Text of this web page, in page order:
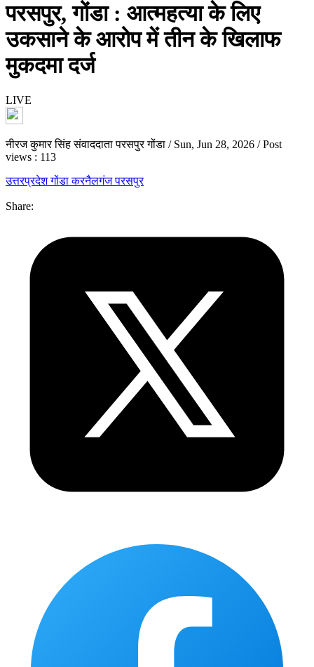
परसपुर, गोंडा : आत्महत्या के लिए
उकसाने के आरोप में तीन के खिलाफ
मुकदमा दर्ज
LIVE
नीरज कुमार सिंह संवाददाता परसपुर गोंडा / Sun, Jun 28, 2026 /Post
views : 113
उत्तरप्रदेशगोंडाकरनैलगंज परसपुर
Share: